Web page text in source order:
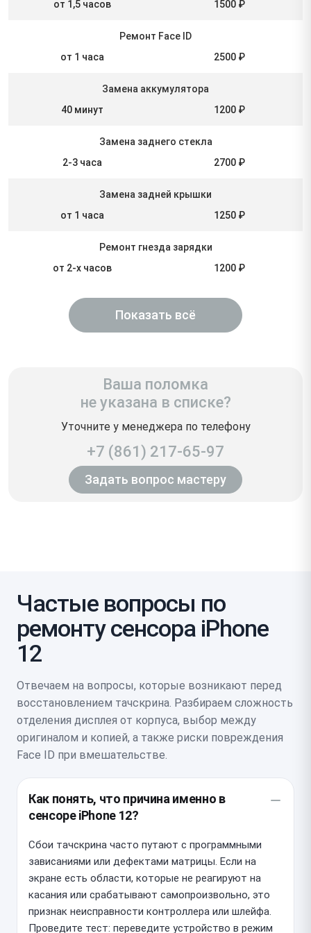
от 1,5 часов 1500 ₽
Ремонт Face ID
от 1 часа
2500 ₽
Замена аккумулятора
40 минут
1200 ₽
Замена заднего стекла
2-3 часа
2700 ₽
Замена задней крышки
от 1 часа
1250 ₽
Ремонт гнезда зарядки
от 2-х часов
1200 ₽
Показать всё
Ваша поломка
не указана в списке?
Уточните у менеджера по телефону
+7 (861) 217-65-97
Задать вопрос мастеру
Частые вопросы по
ремонту сенсора iPhone
12
Отвечаем на вопросы, которые возникают перед
восстановлением тачскрина. Разбираем сложность
отделения дисплея от корпуса, выбор между
оригиналом и копией, а также риски повреждения
Face ID при вмешательстве.
Как понять, что причина именно в
сенсоре iPhone 12?
Сбои тачскрина часто путают с программными
зависаниями или дефектами матрицы. Если на
экране есть области, которые не реагируют на
касания или срабатывают самопроизвольно, это
признак неисправности контроллера или шлейфа.
Проведите тест: переведите устройство в режим